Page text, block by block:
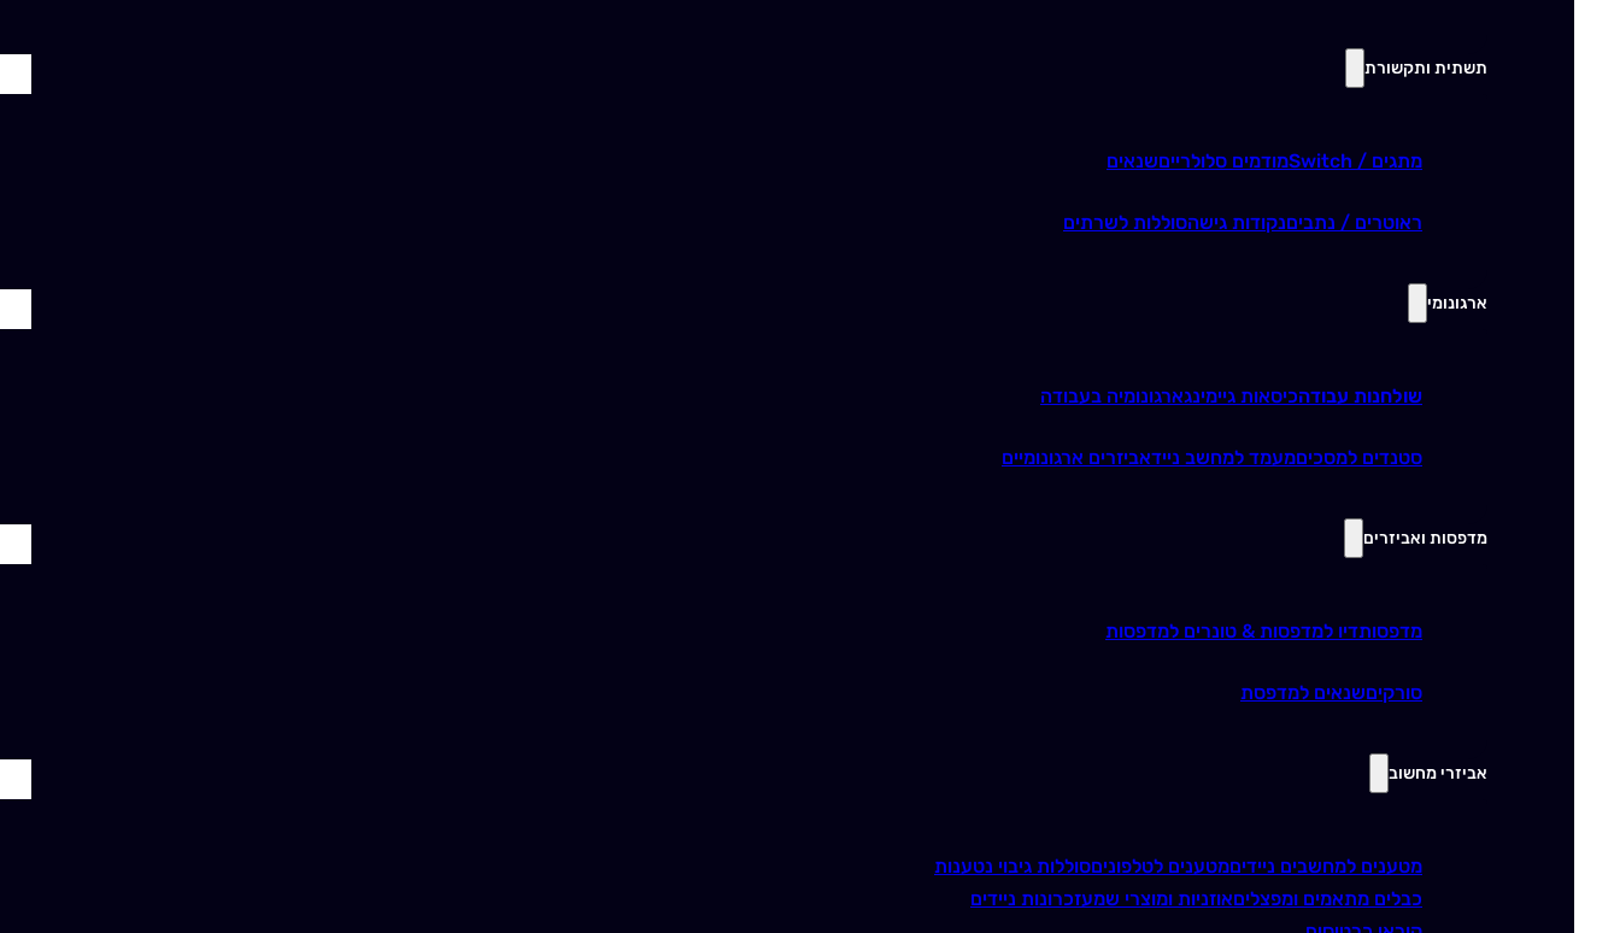
תשתית ותקשורת
מתגים / Switch מודמים סלולרייםשנאים
ראוטרים / נתביםנקודות גישהסוללות לשרתים
ארגונומי
שולחנות עבודהכיסאות גיימינגארגונומיה בעבודה
סטנדים למסכיםמעמד למחשב ניידאביזרים ארגונומיים
מדפסות ואביזרים
מדפסותדיו למדפסות & טונרים למדפסות
סורקיםשנאים למדפסת
אביזרי מחשוב
מטענים למחשבים ניידיםמטענים לטלפוניםסוללות גיבוי נטענות
כבלים מתאמים ומפצליםאוזניות ומוצרי שמעזכרונות ניידים